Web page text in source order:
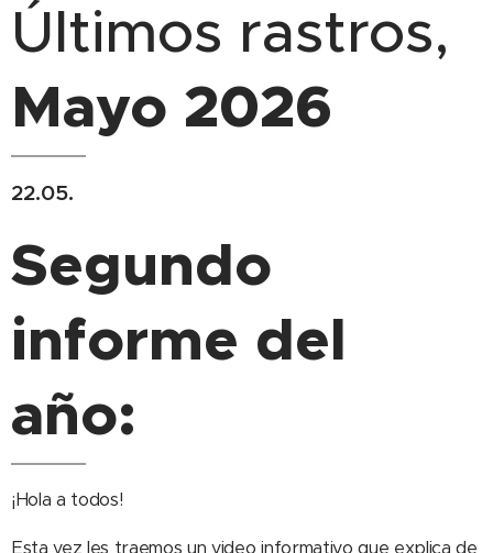
Últimos rastros,
Mayo 2026
22.05.
Segundo
informe del
año:
¡Hola a todos!
Esta vez les traemos un video informativo que explica de